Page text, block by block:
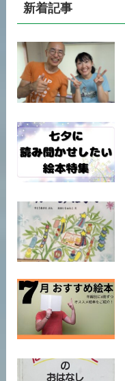
新着記事